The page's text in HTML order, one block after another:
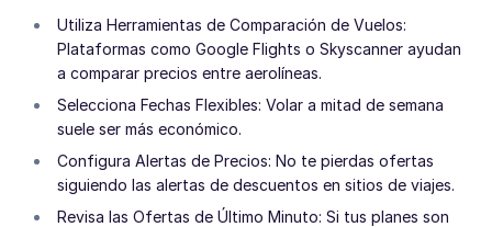
Utiliza Herramientas de Comparación de Vuelos:
Plataformas como Google Flights o Skyscanner ayudan
a comparar precios entre aerolíneas.
Selecciona Fechas Flexibles: Volar a mitad de semana
suele ser más económico.
Configura Alertas de Precios: No te pierdas ofertas
siguiendo las alertas de descuentos en sitios de viajes.
Revisa las Ofertas de Último Minuto: Si tus planes son